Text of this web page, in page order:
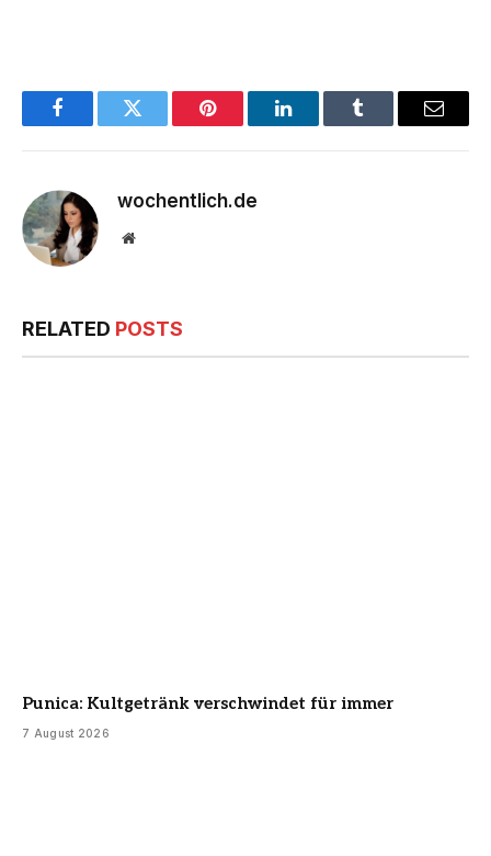
FacebookTwitter Pinterest LinkedInTumblr Email
wochentlich.de
Website
RELATED POSTS
Punica: Kultgetränk verschwindet für immer
7 August 2026